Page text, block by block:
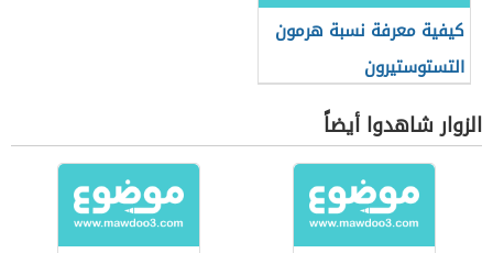
كيفية معرفة نسبة هرمون
التستوستيرون
الزوار شاهدوا أيضاً